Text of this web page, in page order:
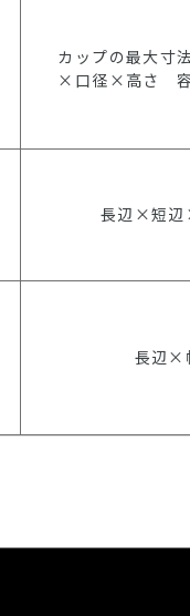
カップの最大寸
×口径×高さ 容
長辺×短
長辺×